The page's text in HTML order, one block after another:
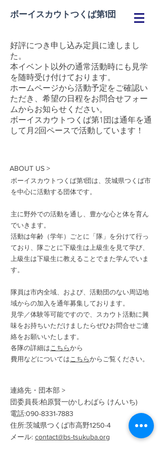
ボーイスカウトつくば第1団
好評につき申し込み定員に達しまし
た。
本イベント以外の通常活動時にも見学
を随時受け付けております。
ホームページから活動予定をご確認い
ただき、希望の日程をお問合せフォー
ムからお知らせください。
​ボーイスカウトつくば第1団は通年を通
して月2回ペースで活動しています！
ABOUT US >
ボーイスカウトつくば第1団は、茨城県つくば市
を中心に活動する団体です。
主に野外での活動を通し、豊かな心と体を育ん
でいきます。
活動は年齢（学年）ごとに「隊」を分けて行っ
ており、隊ごとに下級生は上級生を見て学び、
上級生は下級生に教えることでまた学んでいま
す。
隊員は市内全域、および、活動団のない周辺地
域からの加入を通年募集しております。
見学／体験等可能ですので、スカウト活動に興
味をお持ちいただけましたらぜひお問合せご連
絡をお願いいたします。
各隊の詳細はこちらから
費用などについてはこちらからご覧ください。
連絡先・団本部 >
団委員長:柏原賢一(かしわばら けんいち)
電話:090-8331-7883
住所:茨城県つくば市高野1250-4
メール: contact@bs-tsukuba.org